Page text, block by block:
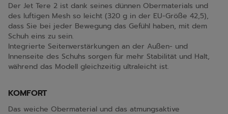
Der Jet Tere 2 ist dank seines dünnen Obermaterials und
des luftigen Mesh so leicht (320 g in der EU-Größe 42,5),
dass Sie bei jeder Bewegung das Gefühl haben, mit dem
Schuh eins zu sein.
Integrierte Seitenverstärkungen an der Außen- und
Innenseite des Schuhs sorgen für mehr Stabilität und Halt,
während das Modell gleichzeitig ultraleicht ist.
KOMFORT
Das weiche Obermaterial und das atmungsaktive